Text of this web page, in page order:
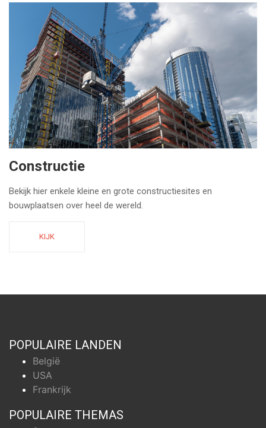
Constructie
Bekijk hier enkele kleine en grote constructiesites en
bouwplaatsen over heel de wereld.
KIJK
POPULAIRE LANDEN
België
USA
Frankrijk
POPULAIRE THEMAS